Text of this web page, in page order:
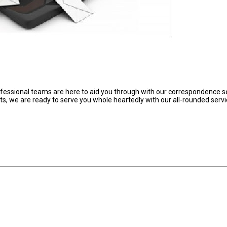
teams are here to aid you through with our correspondence
we are ready to serve you whole heartedly with our all-rounded